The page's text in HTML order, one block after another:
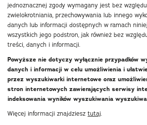
jednoznacznej zgody wymagany jest bez
zwielokrotniania, przechowywania lub innego
danych lub informacji dostępnych w ramach
wszystkich jego podstron, jak również bez
treści, danych i informacji.
Powyższe nie dotyczy wyłącznie przypadków
danych i informacji w celu umożliwienia i
przez wyszukiwarki internetowe oraz
stron internetowych zawierających serwisy
indeksowania wyników wyszukiwania
Więcej informacji znajdziesz tutaj.